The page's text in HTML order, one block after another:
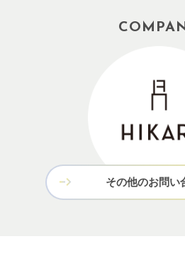
その他のお問い